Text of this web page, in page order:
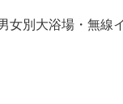
女別大浴場・無